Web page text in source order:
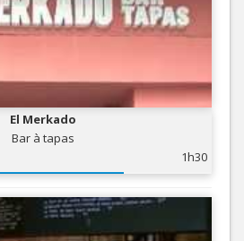
El Merkado
Bar à tapas
1h30